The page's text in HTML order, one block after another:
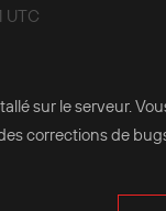
UTC
sur le serveur.
corrections de